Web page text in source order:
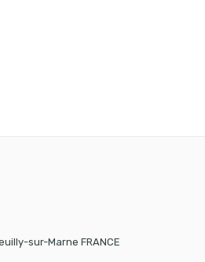
sur-Marne FRANCE